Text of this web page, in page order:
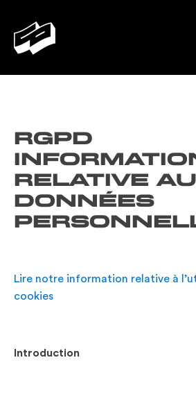
RGPD
relative
données
Lire notre information relative à
cookies
Introduction